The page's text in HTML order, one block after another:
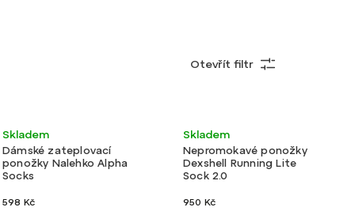
Nejdražší
Abecedně
Otevřít filtr
Novinka
Dámské zateplovací
ponožky Nalehko Alpha
Socks
Skladem
598 Kč
Ultralehké
Nepromokavé ponožky
Dexshell Running Lite
Sock 2.0
Skladem
950 Kč